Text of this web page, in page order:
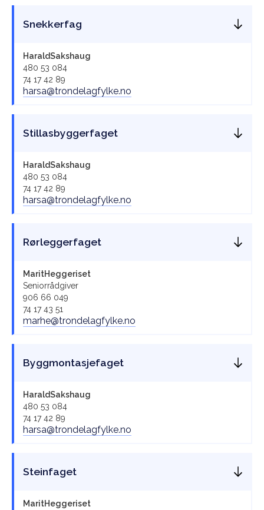
Snekkerfag
HaraldSakshaug
480 53 084
74 17 42 89
harsa@trondelagfylke.no
Stillasbyggerfaget
HaraldSakshaug
480 53 084
74 17 42 89
harsa@trondelagfylke.no
Rørleggerfaget
MaritHeggeriset
Seniorrådgiver
906 66 049
74 17 43 51
marhe@trondelagfylke.no
Byggmontasjefaget
HaraldSakshaug
480 53 084
74 17 42 89
harsa@trondelagfylke.no
Steinfaget
MaritHeggeriset